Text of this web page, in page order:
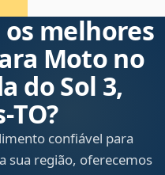
melhores
Moto no
do Sol 3,
confiável para
sua região, oferecemos